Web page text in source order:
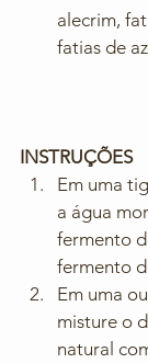
alecrim,
fatias de
INSTRUÇÕES
Em uma
a água
fermento
fermento
Em uma
misture o
natural